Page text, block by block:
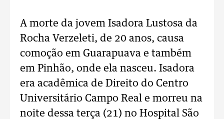
A morte da jovem Isadora Lustosa da
Rocha Verzeleti, de 20 anos, causa
comoção em Guarapuava e também
em Pinhão, onde ela nasceu. Isadora
era acadêmica de Direito do Centro
Universitário Campo Real e morreu na
noite dessa terça (21) no Hospital São